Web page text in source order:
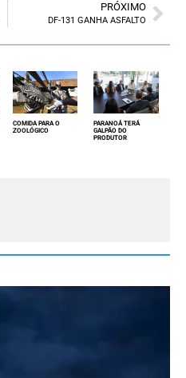
PRÓXIMO
DF-131 GANHA ASFALTO
COMIDA PARA O
ZOOLÓGICO
PARANOÁ TERÁ
GALPÃO DO
PRODUTOR